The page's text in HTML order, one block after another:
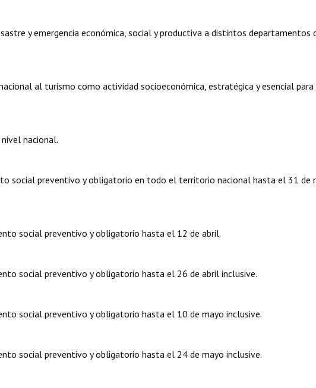
y emergencia económica, social y productiva a distintos departamentos
al turismo como actividad socioeconómica, estratégica y esencial
nacional.
social preventivo y obligatorio en todo el territorio nacional hasta el 31 de
social preventivo y obligatorio hasta el 12 de abril.
social preventivo y obligatorio hasta el 26 de abril inclusive.
social preventivo y obligatorio hasta el 10 de mayo inclusive.
social preventivo y obligatorio hasta el 24 de mayo inclusive.